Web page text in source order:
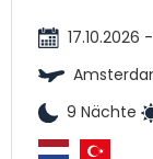
17.10.2026
9 Nächte